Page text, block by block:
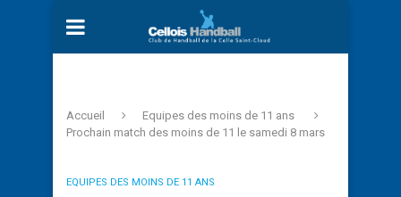
Accueil
Equipes des moins de 11 ans
Prochain match des moins de 11 le samedi 8 mars
EQUIPES DES MOINS DE 11 ANS